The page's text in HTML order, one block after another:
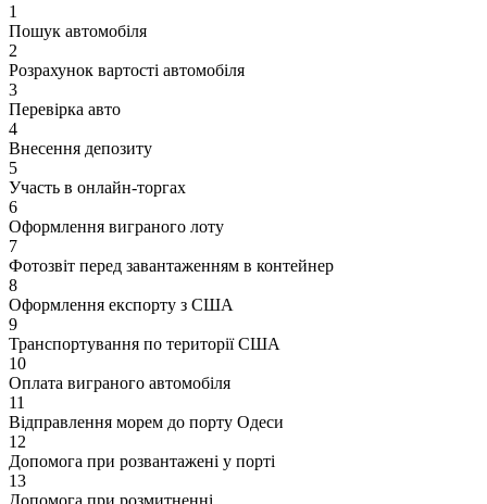
1
Пошук автомобіля
2
Розрахунок вартості автомобіля
3
Перевірка авто
4
Внесення депозиту
5
Участь в онлайн-торгах
6
Оформлення виграного лоту
7
Фотозвіт перед завантаженням в контейнер
8
Оформлення експорту з США
9
Транспортування по території США
10
Оплата виграного автомобіля
11
Відправлення морем до порту Одеси
12
Допомога при розвантажені у порті
13
Допомога при розмитненні